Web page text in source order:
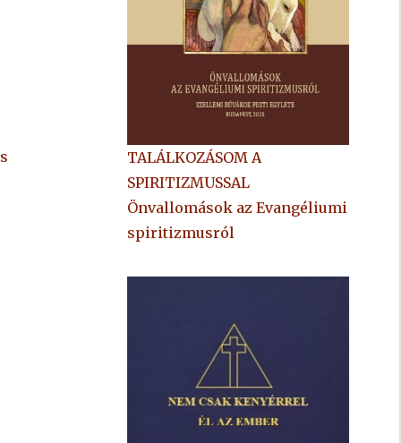
TALÁLKOZÁSOM A
SPIRITIZMUSSAL
Önvallomások az Evangéliumi
spiritizmusról